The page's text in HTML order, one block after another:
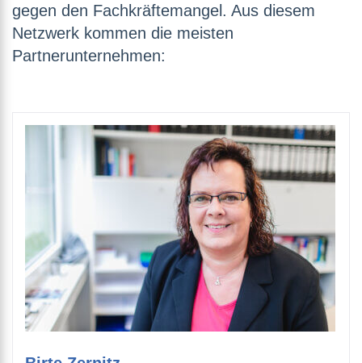
gegen den Fachkräftemangel. Aus diesem
Netzwerk kommen die meisten
Partnerunternehmen: